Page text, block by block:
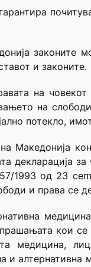
законите
и законите.
на
на
потекло,
Македонија
декларација
1993 од 23
и права се
кои се
медицина,
и